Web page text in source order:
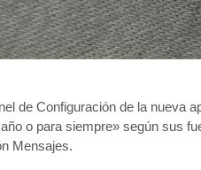
de Configuración de la nueva
o para siempre» según sus
Mensajes.